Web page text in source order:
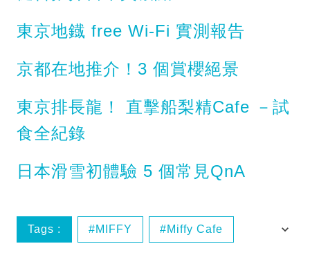
東京地鐡 free Wi-Fi 實測報告
京都在地推介！3 個賞櫻絕景
東京排長龍！ 直擊船梨精Cafe －試
食全紀錄
日本滑雪初體驗 5 個常見QnA
Tags : MIFFY‬ Miffy Cafe